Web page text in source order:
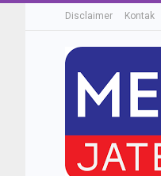
Disclaimer Kontak